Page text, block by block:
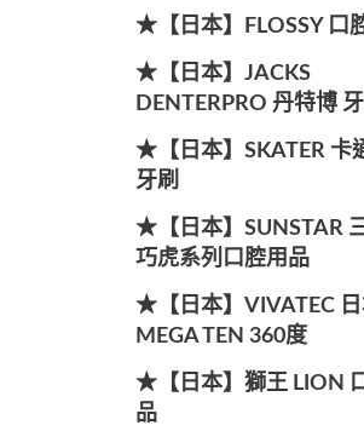
★【日本】FLOSSY 口
★【日本】JACKS
DENTERPRO 丹特博
★【日本】SKATER 卡
牙刷
★【日本】SUNSTAR
巧虎系列口腔用品
★【日本】VIVATEC
MEGA TEN 360度
★【日本】獅王 LION
品